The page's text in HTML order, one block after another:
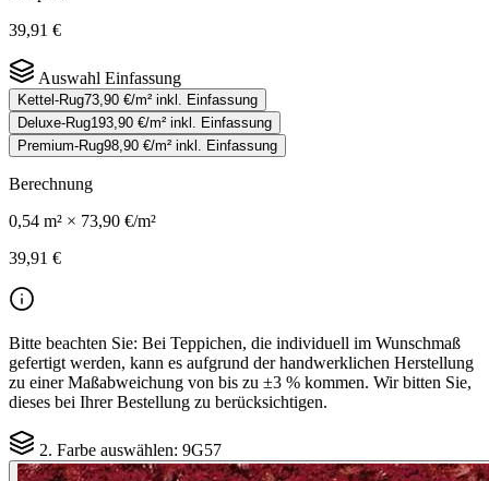
39,91 €
Auswahl Einfassung
Kettel-Rug73,90 €/m² inkl. Einfassung
Deluxe-Rug193,90 €/m² inkl. Einfassung
Premium-Rug98,90 €/m² inkl. Einfassung
Berechnung
0,54 m² × 73,90 €/m²
39,91 €
Bitte beachten Sie: Bei Teppichen, die individuell im Wunschmaß
gefertigt werden, kann es aufgrund der handwerklichen Herstellung
zu einer Maßabweichung von bis zu ±3 % kommen. Wir bitten Sie,
dieses bei Ihrer Bestellung zu berücksichtigen.
2. Farbe auswählen: 9G57